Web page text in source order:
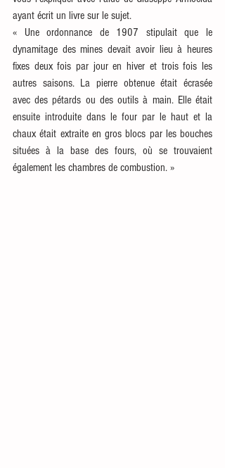
ayant écrit un livre sur le sujet.
« Une ordonnance de 1907 stipulait que le
dynamitage des mines devait avoir lieu à heures
fixes deux fois par jour en hiver et trois fois les
autres saisons. La pierre obtenue était écrasée
avec des pétards ou des outils à main. Elle était
ensuite introduite dans le four par le haut et la
chaux était extraite en gros blocs par les bouches
situées à la base des fours, où se trouvaient
également les chambres de combustion. »